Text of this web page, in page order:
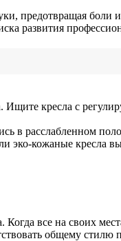
предотвращая боли
развития
кресла с
в расслабленном
кожаные кресла
Когда все на своих
общему стилю